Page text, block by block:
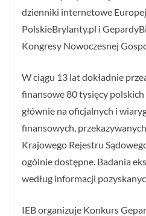
dzienniki internetowe
PolskieBrylanty.pl i
Kongresy Nowoczesnej
W ciągu 13 lat dokładnie
finansowe 80 tysięcy
głównie na oficjalnych i
finansowych,
Krajowego Rejestru
ogólnie dostępne. Badania
według informacji
IEB organizuje Konkurs